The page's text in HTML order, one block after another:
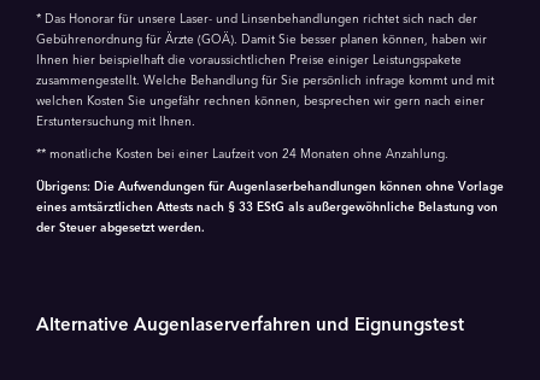
* Das Honorar für unsere Laser- und Linsenbehandlungen richtet sich nach der
Gebührenordnung für Ärzte (GOÄ). Damit Sie besser planen können, haben wir
Ihnen hier beispielhaft die voraussichtlichen Preise einiger Leistungspakete
zusammengestellt. Welche Behandlung für Sie persönlich infrage kommt und mit
welchen Kosten Sie ungefähr rechnen können, besprechen wir gern nach einer
Erstuntersuchung mit Ihnen.
** monatliche Kosten bei einer Laufzeit von 24 Monaten ohne Anzahlung.
Übrigens: Die Aufwendungen für Augenlaserbehandlungen können ohne Vorlage
eines amtsärztlichen Attests nach § 33 EStG als außergewöhnliche Belastung von
der Steuer abgesetzt werden.
Alternative Augenlaserverfahren und Eignungstest